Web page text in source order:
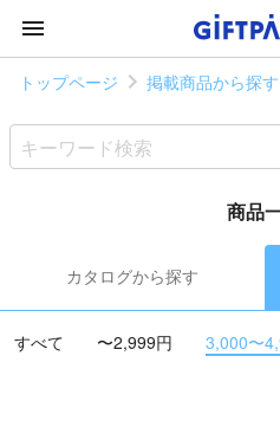
トップページ 掲載商品から探す
商品
カタログから探す
すべて 〜2,999円 3,000〜